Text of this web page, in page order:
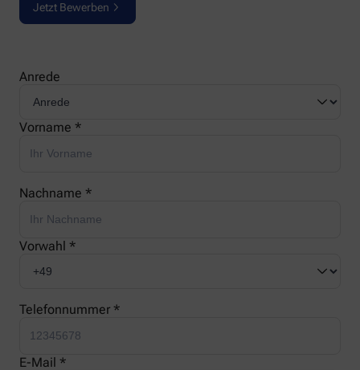
Jetzt Bewerben
Anrede
Vorname *
Nachname *
Vorwahl *
Telefonnummer *
E-Mail *